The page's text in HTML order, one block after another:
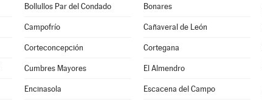
Bollullos Par del Condado Bonares
Campofrío Cañaveral de León
Corteconcepción Cortegana
Cumbres Mayores El Almendro
Encinasola Escacena del Campo